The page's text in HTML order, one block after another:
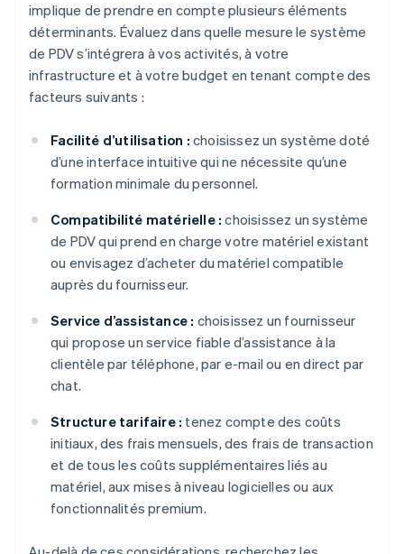
implique de prendre en compte plusieurs éléments
déterminants. Évaluez dans quelle mesure le système
de PDV s’intégrera à vos activités, à votre
infrastructure et à votre budget en tenant compte des
facteurs suivants :
Facilité d’utilisation : choisissez un système doté
d’une interface intuitive qui ne nécessite qu’une
formation minimale du personnel.
Compatibilité matérielle : choisissez un système
de PDV qui prend en charge votre matériel existant
ou envisagez d’acheter du matériel compatible
auprès du fournisseur.
Service d’assistance : choisissez un fournisseur
qui propose un service fiable d’assistance à la
clientèle par téléphone, par e-mail ou en direct par
chat.
Structure tarifaire : tenez compte des coûts
initiaux, des frais mensuels, des frais de transaction
et de tous les coûts supplémentaires liés au
matériel, aux mises à niveau logicielles ou aux
fonctionnalités premium.